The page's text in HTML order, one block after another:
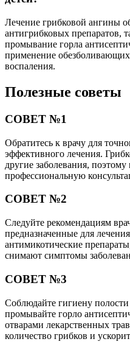
Лечение грибковой ангины
антигрибковых препаратов,
промывание горла
применение обезболивающих
воспаления.
Полезные советы
СОВЕТ №1
Обратитесь к врачу для
эффективного лечения.
другие заболевания,
профессиональную
СОВЕТ №2
Следуйте рекомендациям
предназначенные для
антимикотические
снимают симптомы
СОВЕТ №3
Соблюдайте гигиену полости
промывайте горло
отварами лекарственных
количество грибков и